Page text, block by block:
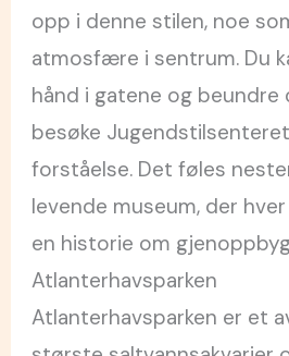
opp i denne stilen, noe
atmosfære i sentrum. Du
hånd i gatene og beundre
besøke
forståelse. Det føles
levende museum, der
en historie om
Atlanterhavsparken
Atlanterhavsparken er et